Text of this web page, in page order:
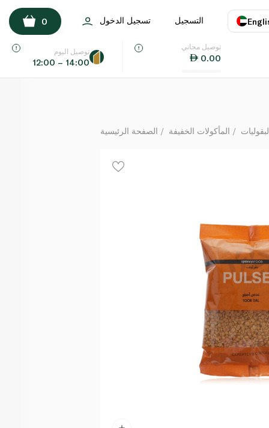
اللغة
التسجيل تسجيل الدخول 0
توصيل مجاني
0.00
توصيل اليوم
12:00 – 14:00
الصفحة الرئيسية المأكولات الخفيفة